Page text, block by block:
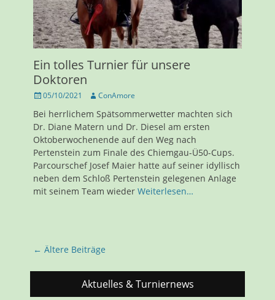
Ein tolles Turnier für unsere
Doktoren
Veröffentlicht
05/10/2021 AutorConAmore
Bei herrlichem Spätsommerwetter machten sich
Dr. Diane Matern und Dr. Diesel am ersten
Oktoberwochenende auf den Weg nach
Pertenstein zum Finale des Chiemgau-Ü50-Cups.
Parcourschef Josef Maier hatte auf seiner idyllisch
neben dem Schloß Pertenstein gelegenen Anlage
mit seinem Team wieder Weiterlesen…
Beitragsnavigation
← Ältere Beiträge
Aktuelles & Turniernews